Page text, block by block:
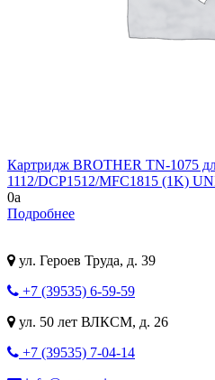
Картридж BROTHER TN-1075
1112/DCP1512/MFC1815 (1K)
0a
Подробнее
ул. Героев Труда, д. 39
+7 (39535) 6-59-59
ул. 50 лет ВЛКСМ, д. 26
+7 (39535) 7-04-14